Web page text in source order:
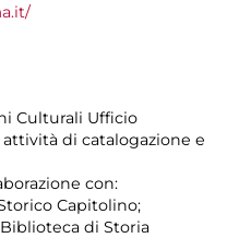
Culturali Ufficio
di catalogazione e
con:
Capitolino;
di Storia